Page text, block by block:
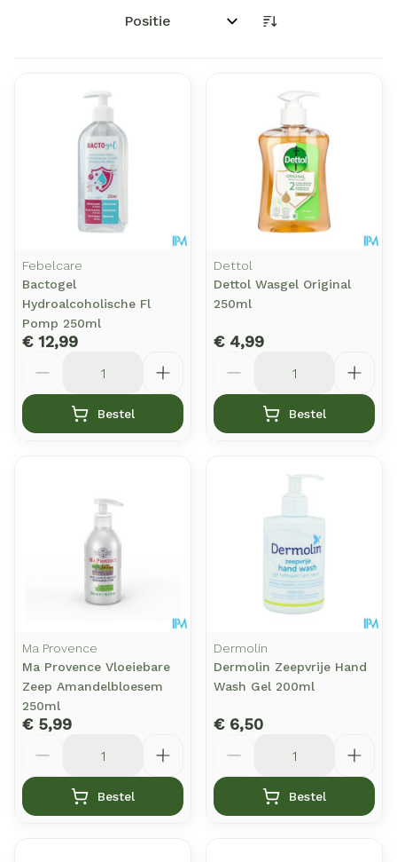
Sorteer op:
Febelcare
Bactogel
Hydroalcoholische Fl
Pomp 250ml
€ 12,99
Bestel
Dettol
Dettol Wasgel Original
250ml
€ 4,99
Bestel
Ma Provence
Ma Provence Vloeiebare
Zeep Amandelbloesem
250ml
€ 5,99
Bestel
Dermolin
Dermolin Zeepvrije Hand
Wash Gel 200ml
€ 6,50
Bestel